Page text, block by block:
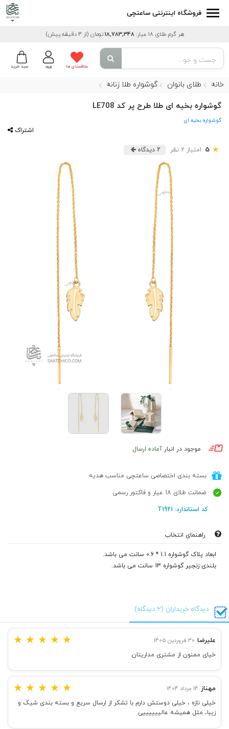
فروشگاه اینترنتی ساعتچی
هر گرم طلای 18 عیار: 18,783,348 تومان (از 3 دقیقه پیش)
سبد خرید ورود علاقمندی ها
خانه طلای بانوان گوشواره طلا زنانه
گوشواره بخیه ای طلا طرح پر کد LE708
گوشواره بخیه ای
اشتراک
★
5 امتیاز 2 نظر 2 دیدگاه
موجود در انبار آماده ارسال
بسته بندی اختصاصی ساعتچی مناسب هدیه
ضمانت طلای 18 عیار و فاکتور رسمی
کد استاندارد: T1921
راهنمای انتخاب
ابعاد پلاک گوشواره 1.1 * 0.6 سانت می باشد.
بلندی زنجیر گوشواره 13 سانت می باشد.
دیدگاه خریداران (2 دیدگاه)
علیرضا 30 فروردین 1405 ★ ★ ★ ★ ★
خیای ممنون از مشتری مداریتان.
مهناز 14 مرداد 1404 ★ ★ ★ ★ ★
خیلی نازه ، خیلی دوستش دارم با تشکر از ارسال سریع و بسته بندی شیک و
زیبا، مثل همیشه عالییییییی